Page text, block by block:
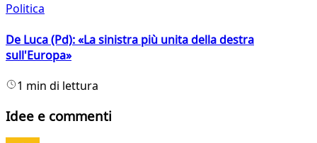
Politica
De Luca (Pd): «La sinistra più unita della destra
sull'Europa»
1 min di lettura
Idee e commenti